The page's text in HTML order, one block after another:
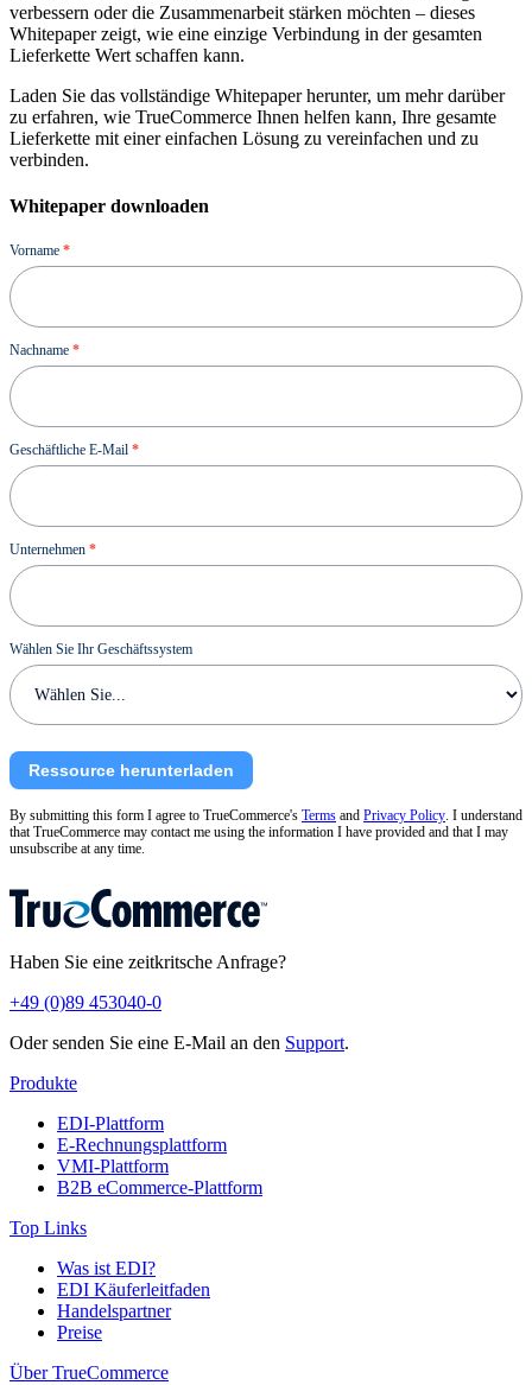
verbessern oder die Zusammenarbeit stärken möchten – dieses
Whitepaper zeigt, wie eine einzige Verbindung in der gesamten
Lieferkette Wert schaffen kann.
Laden Sie das vollständige Whitepaper herunter, um mehr darüber
zu erfahren, wie TrueCommerce Ihnen helfen kann, Ihre gesamte
Lieferkette mit einer einfachen Lösung zu vereinfachen und zu
verbinden.
Whitepaper downloaden
Ressource
Vorname *
Nachname *
Geschäftliche E-Mail *
Unternehmen *
Wählen Sie Ihr Geschäftssystem
Ressource herunterladen
By submitting this form I agree to TrueCommerce's Terms and Privacy Policy. I understand
that TrueCommerce may contact me using the information I have provided and that I may
unsubscribe at any time.
Haben Sie eine zeitkritsche Anfrage?
+49 (0)89 453040-0
Oder senden Sie eine E-Mail an den Support.
Produkte
EDI-Plattform
E-Rechnungsplattform
VMI-Plattform
B2B eCommerce-Plattform
Top Links
Was ist EDI?
EDI Käuferleitfaden
Handelspartner
Preise
Über TrueCommerce